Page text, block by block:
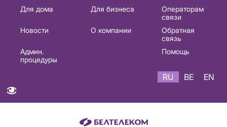
Основная
навигация
Для дома Для бизнеса
Операторам
связи
Новости
О компании
Обратная
связь
Админ.
процедуры
Помощь
RU BE EN